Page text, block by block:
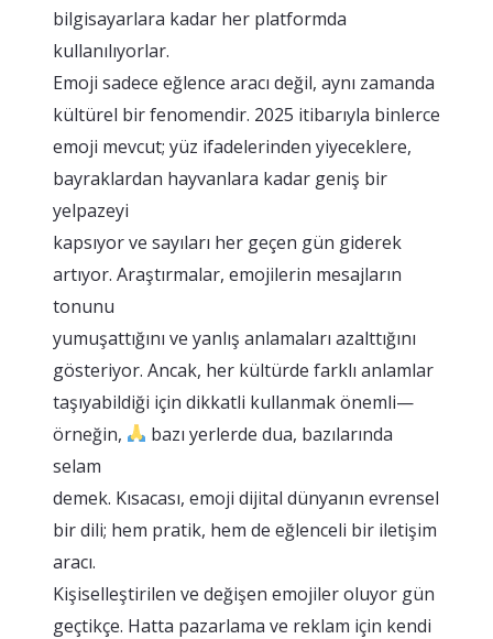
bilgisayarlara kadar her platformda
kullanılıyorlar.
Emoji sadece eğlence aracı değil, aynı zamanda
kültürel bir fenomendir. 2025 itibarıyla binlerce
emoji mevcut; yüz ifadelerinden yiyeceklere,
bayraklardan hayvanlara kadar geniş bir
yelpazeyi
kapsıyor ve sayıları her geçen gün giderek
artıyor. Araştırmalar, emojilerin mesajların
tonunu
yumuşattığını ve yanlış anlamaları azalttığını
gösteriyor. Ancak, her kültürde farklı anlamlar
taşıyabildiği için dikkatli kullanmak önemli—
örneğin,
bazı yerlerde dua, bazılarında
selam
demek. Kısacası, emoji dijital dünyanın evrensel
bir dili; hem pratik, hem de eğlenceli bir iletişim
aracı.
Kişiselleştirilen ve değişen emojiler oluyor gün
geçtikçe. Hatta pazarlama ve reklam için kendi